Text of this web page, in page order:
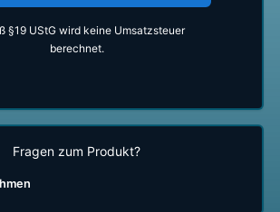
§19 UStG wird keine Umsatzsteuer
berechnet.
Fragen zum Produkt?